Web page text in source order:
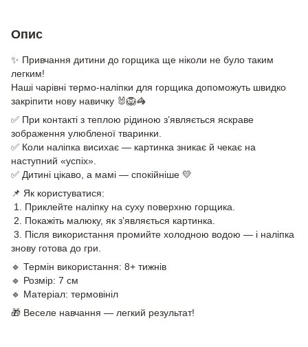
Опис
✨ Привчання дитини до горщика ще ніколи не було таким
легким!
Наші чарівні термо-наліпки для горщика допоможуть швидко
закріпити нову навичку 🐰🦁🦓
✅ При контакті з теплою рідиною з’являється яскраве
зображення улюбленої тваринки.
✅ Коли наліпка висихає — картинка зникає й чекає на
наступний «успіх».
✅ Дитині цікаво, а мамі — спокійніше 💛
📌 Як користуватися:
1. Приклейте наліпку на суху поверхню горщика.
2. Покажіть малюку, як з’являється картинка.
3. Після використання промийте холодною водою — і наліпка
знову готова до гри.
🔹 Термін використання: 8+ тижнів
🔹 Розмір: 7 см
🔹 Матеріал: термовініл
🎁 Веселе навчання — легкий результат!